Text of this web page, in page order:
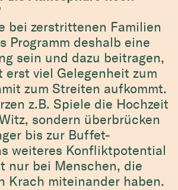
bei zerstrittenen Familien
Programm deshalb eine
sein und dazu beitragen,
erst viel Gelegenheit zum
zum Streiten aufkommt.
z.B. Spiele die Hochzeit
sondern überbrücken
bis zur Buffet-
weiteres Konfliktpotential
nur bei Menschen, die
Krach miteinander haben.